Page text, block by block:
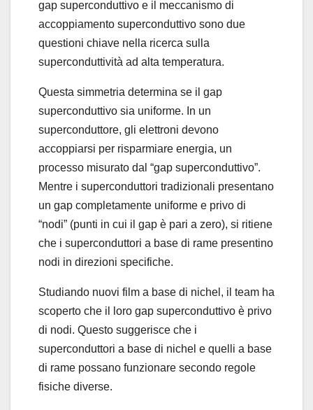
gap superconduttivo e il meccanismo di
accoppiamento superconduttivo sono due
questioni chiave nella ricerca sulla
superconduttività ad alta temperatura.
Questa simmetria determina se il gap
superconduttivo sia uniforme. In un
superconduttore, gli elettroni devono
accoppiarsi per risparmiare energia, un
processo misurato dal “gap superconduttivo”.
Mentre i superconduttori tradizionali presentano
un gap completamente uniforme e privo di
“nodi” (punti in cui il gap è pari a zero), si ritiene
che i superconduttori a base di rame presentino
nodi in direzioni specifiche.
Studiando nuovi film a base di nichel, il team ha
scoperto che il loro gap superconduttivo è privo
di nodi. Questo suggerisce che i
superconduttori a base di nichel e quelli a base
di rame possano funzionare secondo regole
fisiche diverse.